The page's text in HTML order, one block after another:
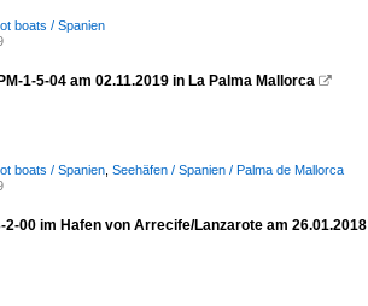
boats / Spanien
1-5-04 am 02.11.2019 in La Palma Mallorca 
boats / Spanien Seehäfen / Spanien / Palma de Mallorca
2-00 im Hafen von Arrecife/Lanzarote am 26.01.2018